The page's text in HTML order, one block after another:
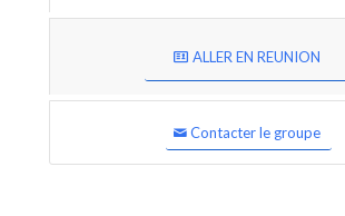
ALLER EN REUNION
Contacter le groupe